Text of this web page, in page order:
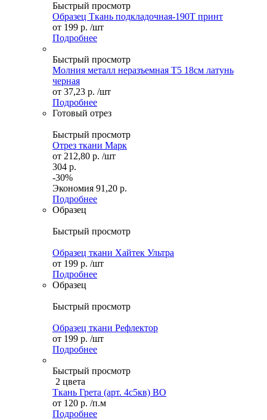
Быстрый просмотр
Образец Ткань подкладочная-190Т принт
от 199 р. /шт
Подробнее
Быстрый просмотр
Молния металл неразъемная Т5 18см латунь
черная
от 37,23 р. /шт
Подробнее
Готовый отрез
Быстрый просмотр
Отрез ткани Марк
от 212,80 р. /шт
304 р.
-30%
Экономия 91,20 р.
Подробнее
Образец
Быстрый просмотр
Образец ткани Хайтек Ультра
от 199 р. /шт
Подробнее
Образец
Быстрый просмотр
Образец ткани Рефлектор
от 199 р. /шт
Подробнее
Быстрый просмотр
2 цвета
Ткань Грета (арт. 4с5кв) ВО
от 120 р. /п.м
Подробнее